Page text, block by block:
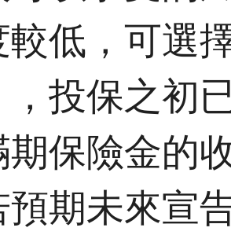
較低，可選
，投保之初
期保險金的
預期未來宣